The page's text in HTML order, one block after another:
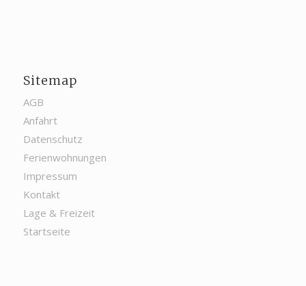
Sitemap
AGB
Anfahrt
Datenschutz
Ferienwohnungen
Impressum
Kontakt
Lage & Freizeit
Startseite